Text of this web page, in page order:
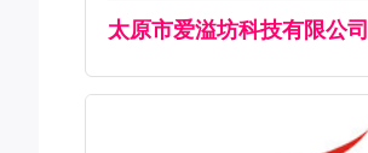
太原市爱溢坊科技有限公司